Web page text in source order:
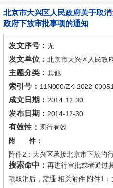
北京市大兴区人民政府关于取消
政府下放审批事项的通知
发文序号： 无
发文单位： 北京市大兴区人民政
主题分类： 其他
索引号： 11N000/ZK-2022-
成文日期： 2014-12-30
发布日期： 2014-12-30
有效性： 现行有效
附 件：
附件1：大兴区第二批取消的行政
搜索命中： 再进行审批或者通过
项取消后，需通 相关附件 附件1：